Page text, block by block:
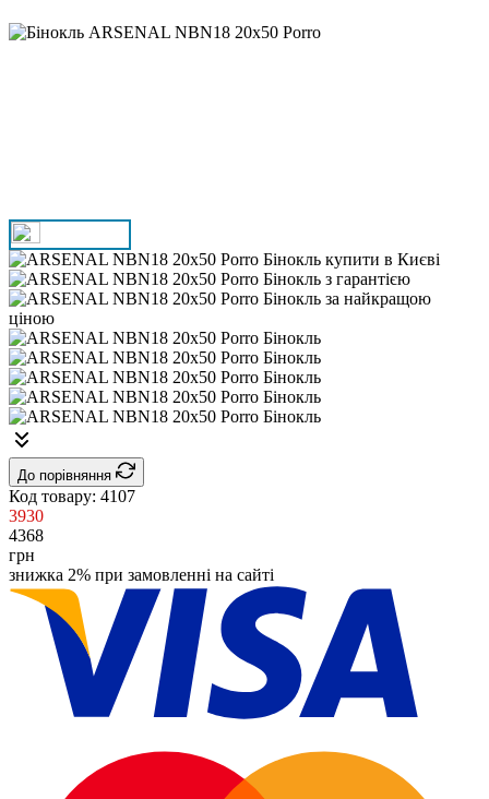
До порівняння
Код товару: 4107
3930
4368
грн
знижка 2% при замовленні на сайті